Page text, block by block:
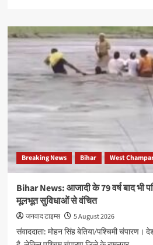
Bihar
News:
बगहा
में
घर
के
कोबरा
से
तफरी,
वन
विभाग
ने
किया
Breaking News Bihar West
Bihar News: आजादी के 79 वर्ष बाद भी
मूलभूत सुविधाओं से वंचित
जनवाद टाइम्स
5 August 2026
संवाददाता: मोहन सिंह बेतिया/पश्चिमी